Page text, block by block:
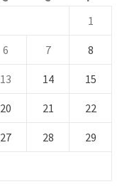
1
6 7 8
13 14 15
20 21 22
27 28 29